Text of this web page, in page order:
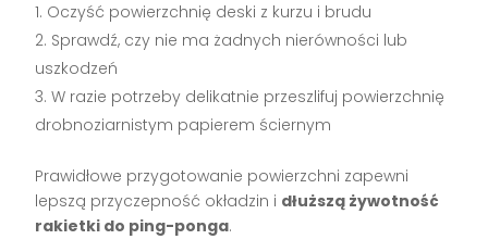
Oczyść powierzchnię deski z kurzu i brudu
Sprawdź, czy nie ma żadnych nierówności lub
uszkodzeń
W razie potrzeby delikatnie przeszlifuj powierzchnię
drobnoziarnistym papierem ściernym
Prawidłowe przygotowanie powierzchni zapewni
lepszą przyczepność okładzin i dłuższą żywotność
rakietki do ping-ponga.